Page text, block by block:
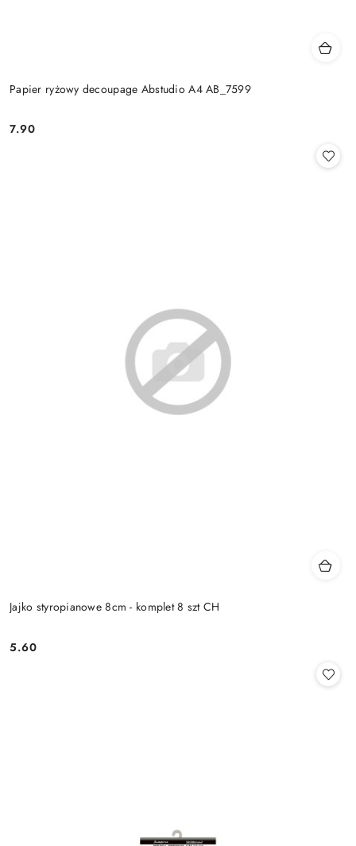
Papier ryżowy decoupage Abstudio A4 AB_7599
Cena:
7.90
Jajko styropianowe 8cm - komplet 8 szt CH
Cena:
5.60